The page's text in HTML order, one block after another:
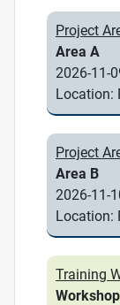
Project
Area A
2026-11-
Location:
Project
Area B
2026-11-
Location:
Training